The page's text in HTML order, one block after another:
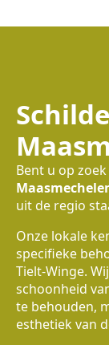
Bent u op
uit de regio
Onze lokale
specifieke
Tielt-Winge.
schoonheid
te behouden,
esthetiek van